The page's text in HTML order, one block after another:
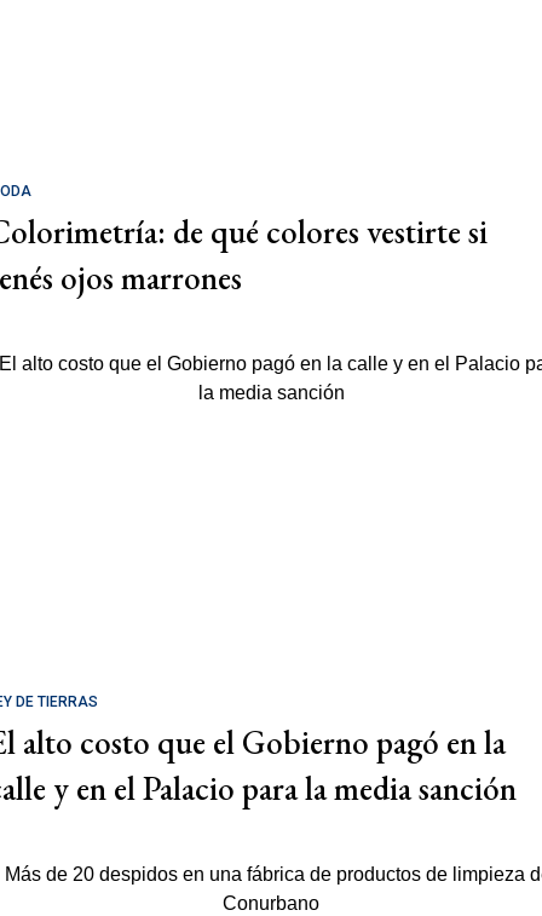
de qué colores vestirte si
ojos marrones
DE TIERRAS
alto costo que el Gobierno pagó en la
y en el Palacio para la media sanción